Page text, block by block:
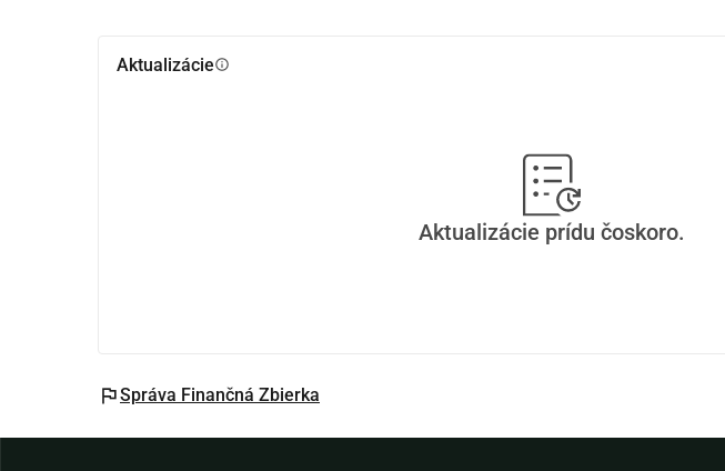
Aktualizácieinfo
Aktualizácie prídu čoskoro.
flagSpráva Finančná Zbierka